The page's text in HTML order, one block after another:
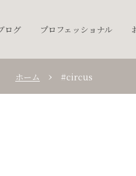
ログ プロフェッショナル
ホーム #circus